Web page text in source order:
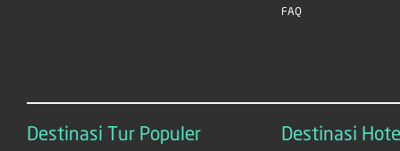
FAQ
Destinasi Tur Populer Destinasi